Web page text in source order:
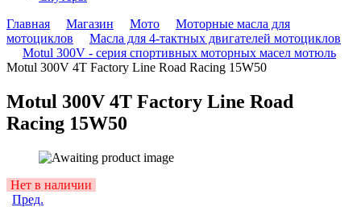
Главная
Магазин Мото
Моторные масла для
мотоциклов
Масла для 4-тактных двигателей мотоциклов
Motul 300V - серия спортивных моторных масел мотюль
Motul 300V 4T Factory Line Road Racing 15W50
Motul 300V 4T Factory Line Road
Racing 15W50
Availability:
Нет в наличии
Пред.